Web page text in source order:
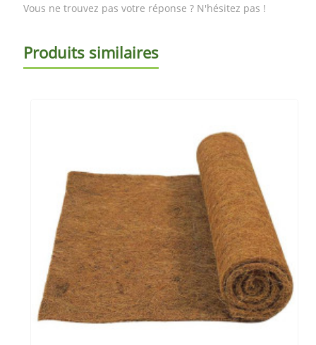
Vous ne trouvez pas votre réponse ? N'hésitez pas !
Produits similaires